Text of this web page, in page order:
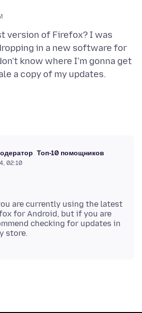
version of Firefox? I was
in a new software for
know where I'm gonna get
Топ-10 помощников
02:10
are currently using the latest
for Android, but if you are
checking for updates in